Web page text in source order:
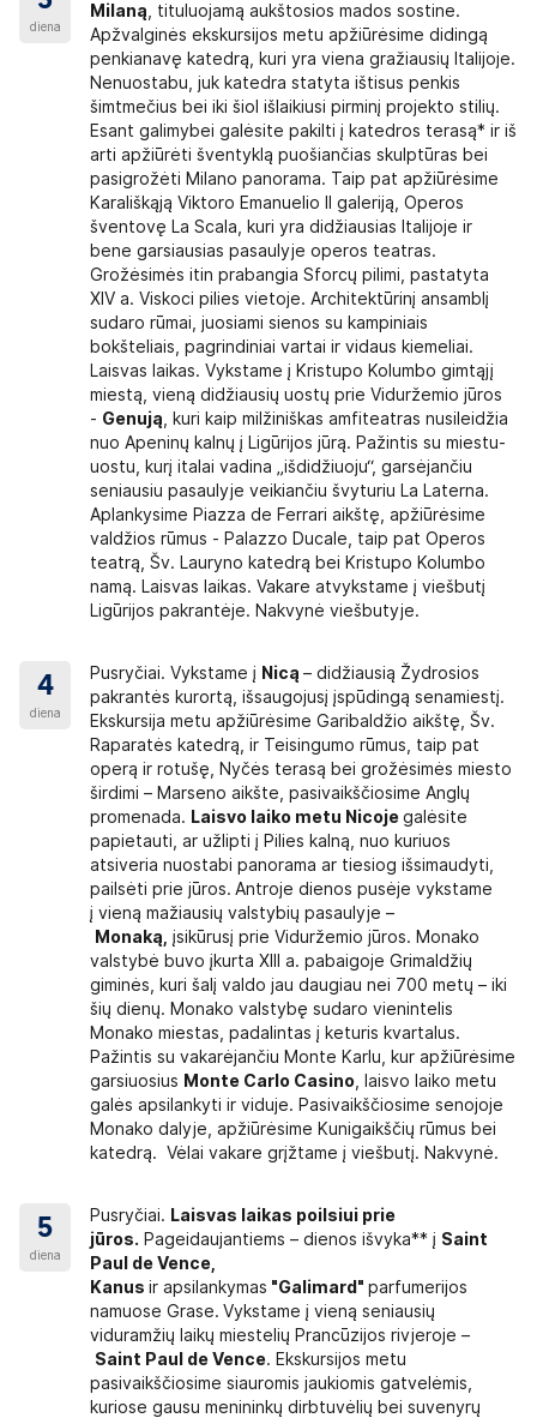
vaistų nuo skausmo, peršalimo, virškinamojo trakto
kilimėlį paplūdimiui, specialius batelius maudynėms, maudymosi
draudimą, garantuojantį būtinosios medicinos pagalbos
arba pirkdami kelionę mūsų biuruose ar internetu.
išlaidų draudimu (100 000 EUR). Perkant kelionę
draudimo kortelę. Ši kortelė leidžia lengviau naudotis
nemokamų paslaugų, negalioja sveikatos priežiūros
tik šiose Europos valstybėse– Airija, Austrija,
Prancūzija, Rumunija, Slovakija, Slovėnija, Suomija,
http://www.vlk.lt/duk/Puslapiai/apieesdk.aspx
kuris padės išvengti nuostolių, susijusių su keliautojo
keliautojas negali išvykti į kelionę arba turi nutraukti kelionę:
ar kelionės metu prarastas turtas; vykstant į kelionės išvykimo
pradžios.
supažindintų su draudimo taisyklėmis.
003-
yra vaizdo ir garso grotuvai, oro vėdinimo sistema,
autobuse pagal pateiktą standartinį autobuso planą. Jei į
o raidė – konkrečią vietą toje eilėje (A, B – vairuotojo
kurioje bus nurodytas Jūsų pasirinktos vietos numeris
gali pakeisti Jūsų pasirinktą vietą.
teiraukitės užsakydami kelionę). Papildomai parduodamų
diržai, keleiviai privalo važiuoti juos prisisegę. Autobusui
autobuse prašome naudotis tik ekstra atveju, nes
skirti avariniam stiklo išdaužimui. Kelionės metu, išskyrus
25 kg. Bagažas kelionės metu laikomas autobuso
sunaikinimo dėl nusikalstamos trečiųjų asmenų veiklos
anksti ryte, dažniausiai tarp 3:00 ir 06:00. Į viešbučius
laikas: „vakare“ – 18:00-22:00; „vėlai vakare“ – 22:00-
svečių namuose.
triviečiai. Kai kuriuose mažaaukščiuose viešbučiuose
savo nuožiūra apgyvendina grupę laisvuose
yra tenkinami tik esant galimybei. Jei dėl viešbučio lokacijos
būti viena dvigulė arba dvi atskiros lovos. Ne visi viešbučiai
arba sulankstomas fotelis.
diena
Milaną , tituluojamą aukštosios mados sostine.
Apžvalginės ekskursijos metu apžiūrėsime didingą
penkianavę katedrą, kuri yra viena gražiausių Italijoje.
Nenuostabu, juk katedra statyta ištisus penkis
šimtmečius bei iki šiol išlaikiusi pirminį projekto stilių.
Esant galimybei galėsite pakilti į katedros terasą* ir iš
arti apžiūrėti šventyklą puošiančias skulptūras bei
pasigrožėti Milano panorama. Taip pat apžiūrėsime
Karališkąją Viktoro Emanuelio II galeriją, Operos
šventovę La Scala, kuri yra didžiausias Italijoje ir
bene garsiausias pasaulyje operos teatras.
Grožėsimės itin prabangia Sforcų pilimi, pastatyta
XIV a. Viskoci pilies vietoje. Architektūrinį ansamblį
sudaro rūmai, juosiami sienos su kampiniais
bokšteliais, pagrindiniai vartai ir vidaus kiemeliai.
Laisvas laikas. Vykstame į Kristupo Kolumbo gimtąjį
miestą, vieną didžiausių uostų prie Viduržemio jūros
- Genują , kuri kaip milžiniškas amfiteatras nusileidžia
nuo Apeninų kalnų į Ligūrijos jūrą. Pažintis su miestu-
uostu, kurį italai vadina „išdidžiuoju“, garsėjančiu
seniausiu pasaulyje veikiančiu švyturiu La Laterna.
Aplankysime Piazza de Ferrari aikštę, apžiūrėsime
valdžios rūmus - Palazzo Ducale, taip pat Operos
teatrą, Šv. Lauryno katedrą bei Kristupo Kolumbo
namą. Laisvas laikas. Vakare atvykstame į viešbutį
Ligūrijos pakrantėje. Nakvynė viešbutyje.
4
diena
Pusryčiai. Vykstame į Nicą– didžiausią Žydrosios
pakrantės kurortą, išsaugojusį įspūdingą senamiestį.
Ekskursija metu apžiūrėsime Garibaldžio aikštę, Šv.
Raparatės katedrą, ir Teisingumo rūmus, taip pat
operą ir rotušę, Nyčės terasą bei grožėsimės miesto
širdimi – Marseno aikšte, pasivaikščiosime Anglų
promenada. Laisvo laiko metu Nicojegalėsite
papietauti, ar užlipti į Pilies kalną, nuo kuriuos
atsiveria nuostabi panorama ar tiesiog išsimaudyti,
pailsėti prie jūros. Antroje dienos pusėje vykstame
į vieną mažiausių valstybių pasaulyje –
Monaką, įsikūrusį prie Viduržemio jūros. Monako
valstybė buvo įkurta XIII a. pabaigoje Grimaldžių
giminės, kuri šalį valdo jau daugiau nei 700 metų – iki
šių dienų. Monako valstybę sudaro vienintelis
Monako miestas, padalintas į keturis kvartalus.
Pažintis su vakarėjančiu Monte Karlu, kur apžiūrėsime
garsiuosius Monte Carlo Casino , laisvo laiko metu
galės apsilankyti ir viduje. Pasivaikščiosime senojoje
Monako dalyje, apžiūrėsime Kunigaikščių rūmus bei
katedrą. Vėlai vakare grįžtame į viešbutį. Nakvynė.
5
diena
Pusryčiai. Laisvas laikas poilsiui prie
jūros. Pageidaujantiems – dienos išvyka** į Saint
Paul de Vence,
Kanusir apsilankymas "Galimard"parfumerijos
namuose Grase. Vykstame į vieną seniausių
viduramžių laikų miestelių Prancūzijos rivjeroje –
Saint Paul de Vence. Ekskursijos metu
pasivaikščiosime siauromis jaukiomis gatvelėmis,
kuriose gausu menininkų dirbtuvėlių bei suvenyrų